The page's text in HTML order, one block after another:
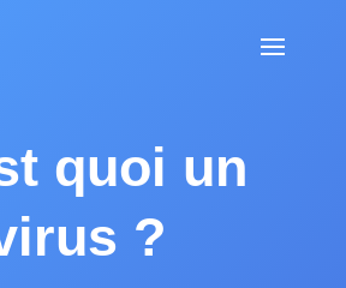
quoi un
?